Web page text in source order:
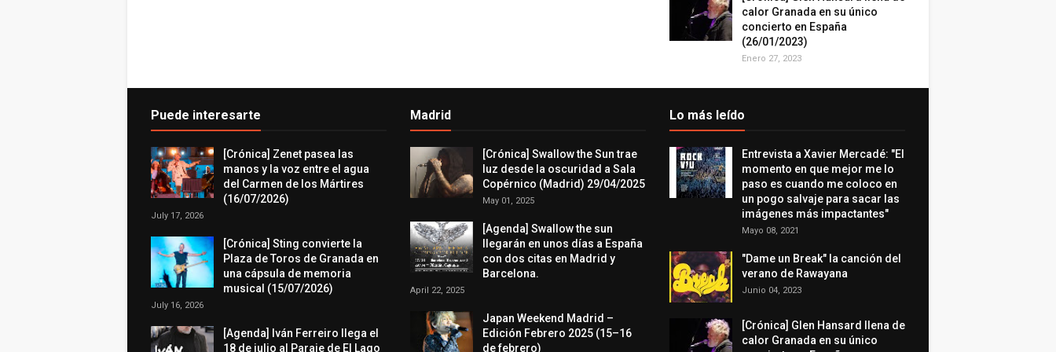
calor Granada en su único
concierto en España
(26/01/2023)
Enero 27, 2023
Puede interesarte
[Crónica] Zenet pasea las
manos y la voz entre el agua
del Carmen de los Mártires
(16/07/2026)
July 17, 2026
[Crónica] Sting convierte la
Plaza de Toros de Granada en
una cápsula de memoria
musical (15/07/2026)
July 16, 2026
[Agenda] Iván Ferreiro llega el
18 de julio al Paraje de El Lago
Madrid
[Crónica] Swallow the Sun trae
luz desde la oscuridad a Sala
Copérnico (Madrid) 29/04/2025
May 01, 2025
[Agenda] Swallow the sun
llegarán en unos días a España
con dos citas en Madrid y
Barcelona.
April 22, 2025
Japan Weekend Madrid –
Edición Febrero 2025 (15–16
de febrero)
Lo más leído
Entrevista a Xavier Mercadé: "El
momento en que mejor me lo
paso es cuando me coloco en
un pogo salvaje para sacar las
imágenes más impactantes"
Mayo 08, 2021
"Dame un Break" la canción del
verano de Rawayana
Junio 04, 2023
[Crónica] Glen Hansard llena de
calor Granada en su único